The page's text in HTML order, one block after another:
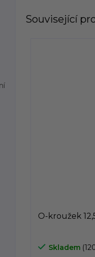
Související
O-kroužek
Skladem